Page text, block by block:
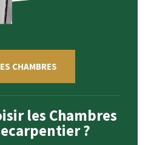
CHAMBRES
les Chambres
?